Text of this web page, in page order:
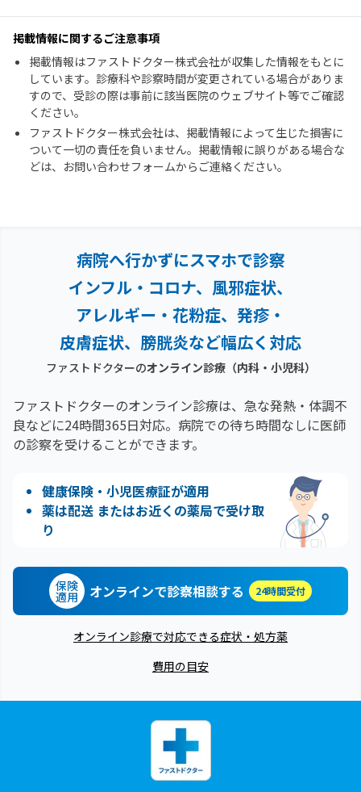
掲載情報に関するご注意事項
掲載情報はファストドクター株式会社が収集した情報をもとに
しています。診療科や診察時間が変更されている場合がありま
すので、受診の際は事前に該当医院のウェブサイト等でご確認
ください。
ファストドクター株式会社は、掲載情報によって生じた損害に
ついて一切の責任を負いません。掲載情報に誤りがある場合な
どは、お問い合わせフォームからご連絡ください。
病院へ行かずにスマホで診察
インフル・コロナ、風邪症状、
アレルギー・花粉症、 発疹・
皮膚症状、膀胱炎など幅広く対応
ファストドクターのオンライン診療（内科・小児科）
ファストドクターのオンライン診療は、急な発熱・体調不
良などに24時間365日対応。 病院での待ち時間なしに医師
の診察を受けることができます。
健康保険・小児医療証が適用
薬は配送 またはお近くの薬局で受け取
り
保険
適用 オンラインで診察相談する 24時間受付
オンライン診療で対応できる症状・処方薬
費用の目安